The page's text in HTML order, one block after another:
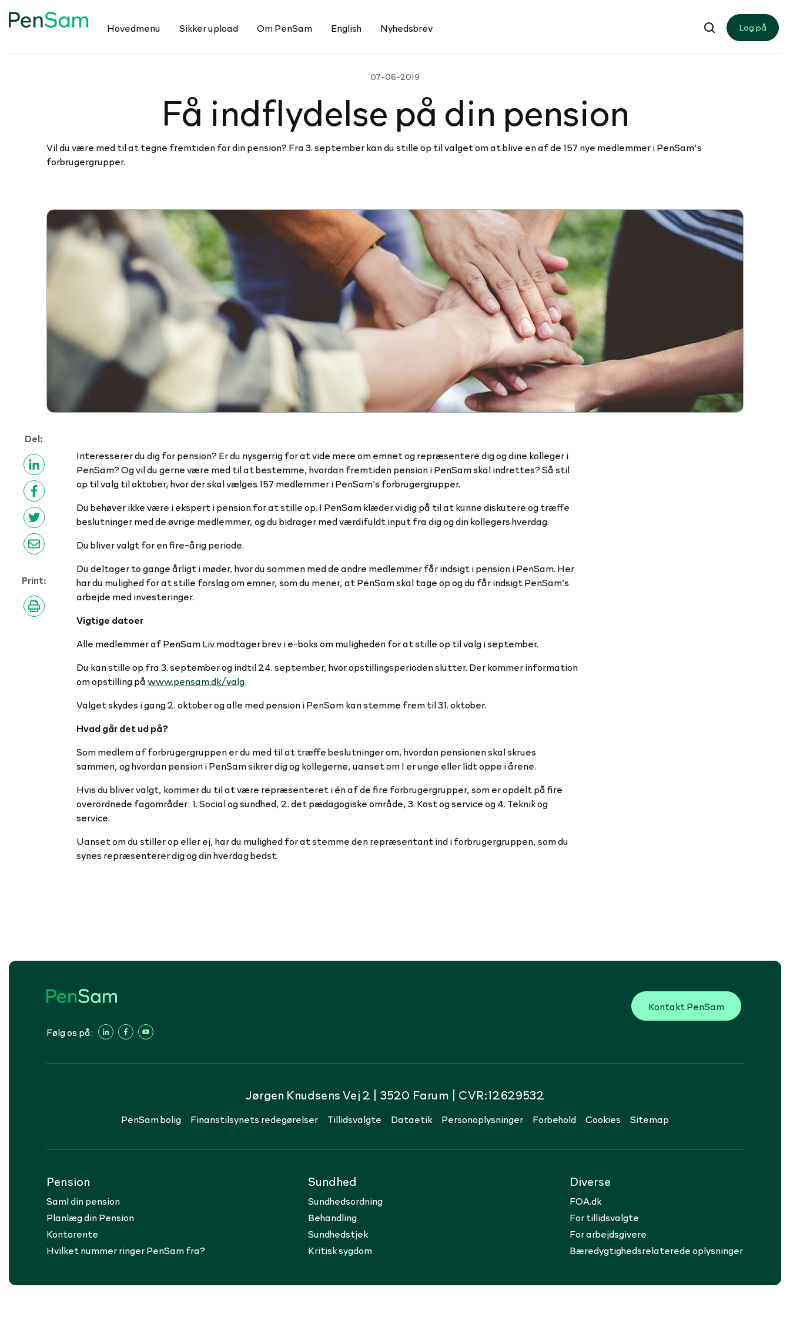
Hovedmenu Sikker upload Om PenSam English Nyhedsbrev Log på
07-06-2019
Få ind­fly­delse på din pension
Vil du være med til at tegne fremtiden for din pension? Fra 3. september kan du stille op til valget om at blive en af de 157 nye medlemmer i PenSam's
forbrugergrupper.
Del:
Print:
Interesserer du dig for pension? Er du nysgerrig for at vide mere om emnet og repræsentere dig og dine kolleger i
PenSam? Og vil du gerne være med til at bestemme, hvordan fremtiden pension i PenSam skal indrettes? Så stil
op til valg til oktober, hvor der skal vælges 157 medlemmer i PenSam’s forbrugergrupper.
Du behøver ikke være i ekspert i pension for at stille op. I PenSam klæder vi dig på til at kunne diskutere og træffe
beslutninger med de øvrige medlemmer, og du bidrager med værdifuldt input fra dig og din kollegers hverdag.
Du bliver valgt for en fire-årig periode.
Du deltager to gange årligt i møder, hvor du sammen med de andre medlemmer får indsigt i pension i PenSam. Her
har du mulighed for at stille forslag om emner, som du mener, at PenSam skal tage op og du får indsigt PenSam’s
arbejde med investeringer.
Vigtige datoer
Alle medlemmer af PenSam Liv modtager brev i e-boks om muligheden for at stille op til valg i september.
Du kan stille op fra 3. september og indtil 24. september, hvor opstillingsperioden slutter. Der kommer information
om opstilling påwww.pensam.dk/valg
Valget skydes i gang 2. oktober og alle med pension i PenSam kan stemme frem til 31. oktober.
Hvad går det ud på?
Som medlem af forbrugergruppen er du med til at træffe beslutninger om, hvordan pensionen skal skrues
sammen, og hvordan pension i PenSam sikrer dig og kollegerne, uanset om I er unge eller lidt oppe i årene.
Hvis du bliver valgt, kommer du til at være repræsenteret i én af de fire forbrugergrupper, som er opdelt på fire
overordnede fagområder: 1. Social og sundhed, 2. det pædagogiske område, 3. Kost og service og 4. Teknik og
service.
Uanset om du stiller op eller ej, har du mulighed for at stemme den repræsentant ind i forbrugergruppen, som du
synes repræsenterer dig og din hverdag bedst.
Følg os på:
Kontakt PenSam
Jørgen Knudsens Vej 2 | 3520 Farum | CVR:12629532
PenSam bolig Finanstilsynets redegørelser Tillidsvalgte Dataetik Personoplysninger Forbehold Cookies Sitemap
Pension
Saml din pension
Planlæg din Pension
Kontorente
Hvilket nummer ringer PenSam fra?
Sundhed
Sundhedsordning
Behandling
Sundhedstjek
Kritisk sygdom
Diverse
FOA.dk
For tillidsvalgte
For arbejdsgivere
Bæredygtighedsrelaterede oplysninger